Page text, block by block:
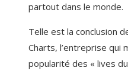
partout dans le monde.
Telle est la conclusion
Charts, l’entreprise qui
popularité des « lives